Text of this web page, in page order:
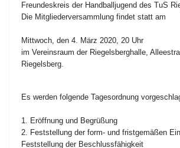
Freundeskreis der Handballjugend des TuS
Die Mitgliederversammlung findet statt am
Mittwoch, den 4. März 2020, 20 Uhr
im Vereinsraum der Riegelsberghalle,
Riegelsberg.
Es werden folgende Tagesordnung
1. Eröffnung und Begrüßung
2. Feststellung der form- und fristgemäßen
Feststellung der Beschlussfähigkeit